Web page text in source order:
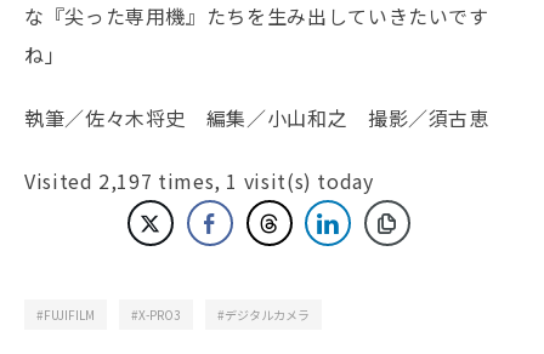
な『尖った専用機』たちを生み出していきたいです
ね」
執筆／佐々木将史 編集／小山和之 撮影／須古恵
Visited 2,197 times, 1 visit(s) today
FUJIFILM X-PRO3 デジタルカメラ